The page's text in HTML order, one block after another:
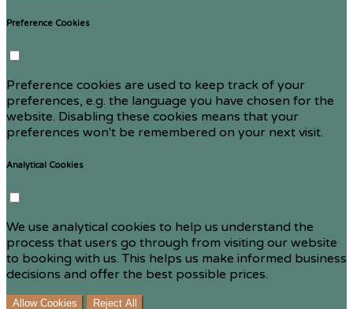
Preference Cookies
Preference cookies are used to keep track of your
preferences, e.g. the language you have chosen for the
website. Disabling these cookies means that your
preferences won't be remembered on your next visit.
Analytical Cookies
We use analytical cookies to help us understand the
process that users go through from visiting our website
to booking with us. This helps us make informed business
decisions and offer the best possible prices.
Allow Cookies Reject All